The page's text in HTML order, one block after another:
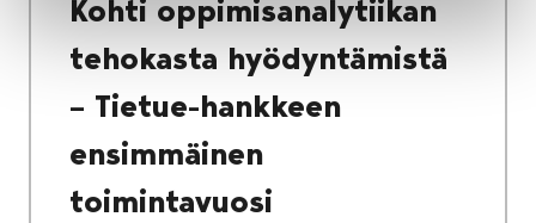
Kohti oppimisanalytiikan
tehokasta hyödyntämistä
– Tietue-hankkeen
ensimmäinen
toimintavuosi